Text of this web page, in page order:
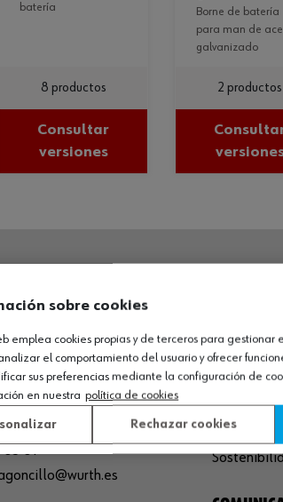
batería
8 productos
Consultar
versiones
borne de batería
para man de
galvanizado
2 productos
S.A
Cameros, pcls. 86-88
El (Agoncillo)
España
03 01
Empresa
Museo
sobre cookies
emplea cookies propias y de terceros para gestionar
el comportamiento del usuario y ofrecer
sus preferencias mediante la configuración de
en nuestra política de cookies
Rechazar cookies